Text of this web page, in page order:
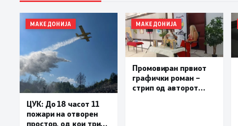
МАКЕДОНИЈА
ЦУК: До 18 часот 11
пожари на отворен
простор, од кои три
МАКЕДОНИЈА
Промовиран првиот
графички роман –
стрип од авторот